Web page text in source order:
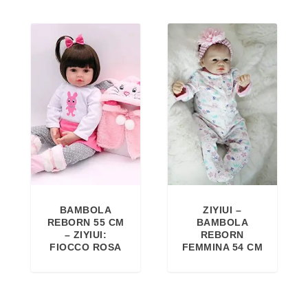
BAMBOLA
REBORN 55 CM
– ZIYIUI:
FIOCCO ROSA
ZIYIUI –
BAMBOLA
REBORN
FEMMINA 54 CM